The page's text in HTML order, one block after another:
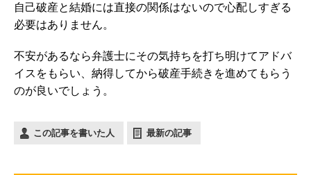
自己破産と結婚には直接の関係はないので心配しすぎる
必要はありません。
不安があるなら弁護士にその気持ちを打ち明けてアドバ
イスをもらい、納得してから破産手続きを進めてもらう
のが良いでしょう。
この記事を書いた人 最新の記事